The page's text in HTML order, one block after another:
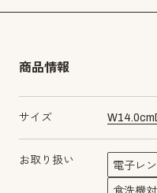
商品情報
サイズ W14.0cm
お取り扱い 電子レ